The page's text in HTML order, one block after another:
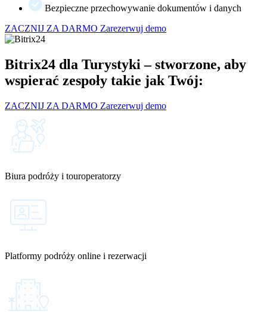
Bezpieczne przechowywanie dokumentów i danych
ZACZNIJ ZA DARMO Zarezerwuj demo
Bitrix24 dla Turystyki – stworzone, aby
wspierać zespoły takie jak Twój:
ZACZNIJ ZA DARMO Zarezerwuj demo
Biura podróży i touroperatorzy
Platformy podróży online i rezerwacji